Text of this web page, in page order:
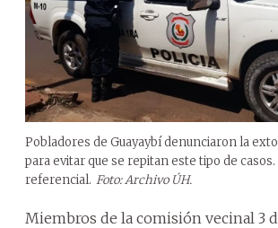
Pobladores de Guayaybí denunciaron la
para evitar que se repitan este tipo de
referencial. Foto: Archivo ÚH.
Miembros de la comisión vecinal 3